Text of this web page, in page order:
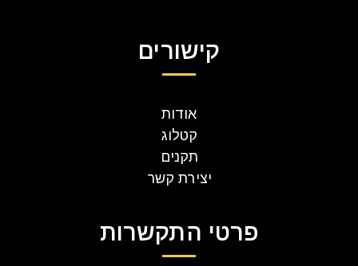
קישורים
אודות
קטלוג
תקנים
יצירת קשר
פרטי התקשרות